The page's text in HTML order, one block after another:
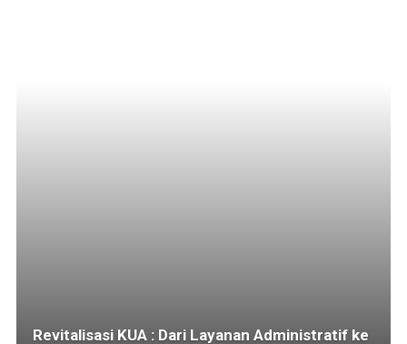
Revitalisasi KUA : Dari Layanan Administratif ke